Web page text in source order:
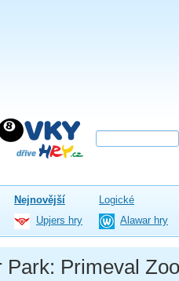
Nejnovější
Logické
Upjers hry Alawar hry
Park: Primeval Zoo